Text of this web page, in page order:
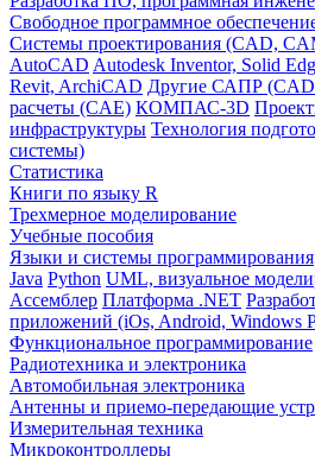
Свободное программное
Системы проектирования (CAD,
AutoCAD Autodesk Inventor, Solid
Revit, ArchiCAD Другие САПР
расчеты (CAE) КОМПАС-3D
инфраструктуры Технология
системы)
Статистика
Книги по языку R
Трехмерное моделирование
Учебные пособия
Языки и системы программирования
Java Python UML, визуальное
Ассемблер Платформа .NET
приложений (iOs, Android, Windows
Функциональное программирование
Радиотехника и электроника
Автомобильная электроника
Антенны и приемо-передающие
Измерительная техника
Микроконтроллеры